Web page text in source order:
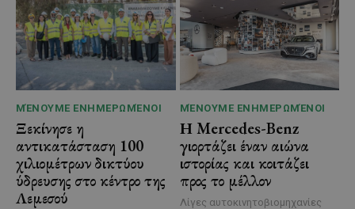
ΜΈΝΟΥΜΕ ΕΝΗΜΕΡΩΜΈΝΟΙ
Ξεκίνησε η
αντικατάσταση 100
χιλιομέτρων δικτύου
ύδρευσης στο κέντρο της
Λεμεσού
ΜΈΝΟΥΜΕ ΕΝΗΜΕΡΩΜΈΝΟΙ
Η Mercedes-Benz
γιορτάζει έναν αιώνα
ιστορίας και κοιτάζει
προς το μέλλον
Λίγες αυτοκινητοβιομηχανίες